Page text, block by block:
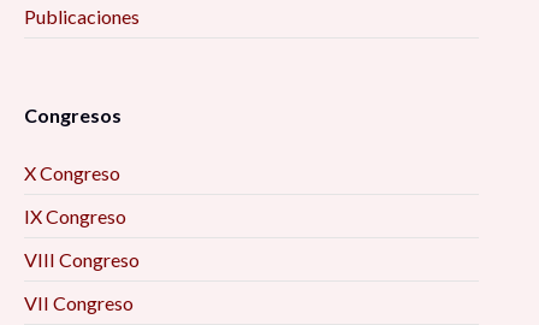
Publicaciones
Congresos
X Congreso
IX Congreso
VIII Congreso
VII Congreso